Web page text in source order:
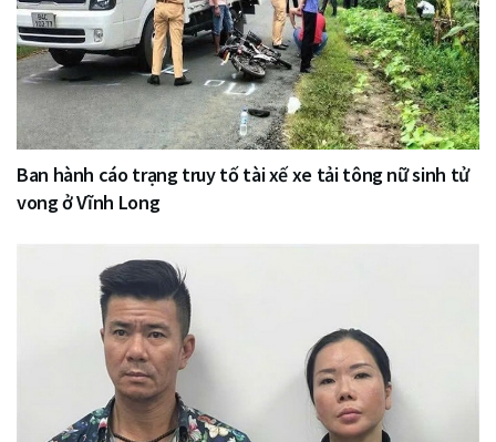
Ban hành cáo trạng truy tố tài xế xe tải tông nữ sinh tử
vong ở Vĩnh Long